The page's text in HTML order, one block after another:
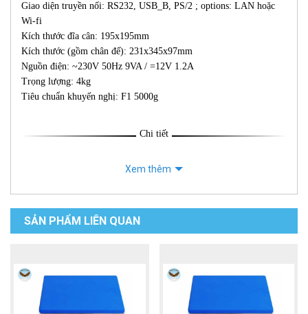
Giao diện truyền nối: RS232, USB_B, PS/2 ; options: LAN hoặc
Wi-fi
Kích thước đĩa cân: 195x195mm
Kích thước (gồm chân đế): 231x345x97mm
Nguồn điện: ~230V 50Hz 9VA / =12V 1.2A
Trọng lượng: 4kg
Tiêu chuẩn khuyến nghị: F1 5000g
Chi tiết
Xem thêm
SẢN PHẨM LIÊN QUAN